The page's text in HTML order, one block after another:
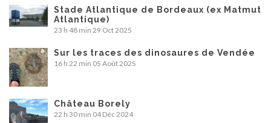
Stade Atlantique de Bordeaux (ex Matmut
Atlantique)
23 h 48 min 29 Oct 2025
Sur les traces des dinosaures de Vendée
16 h 22 min 05 Août 2025
Château Borely
22 h 30 min 04 Déc 2024